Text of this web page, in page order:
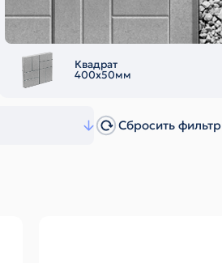
Квадрат
400х50мм
Сбросить фильтр